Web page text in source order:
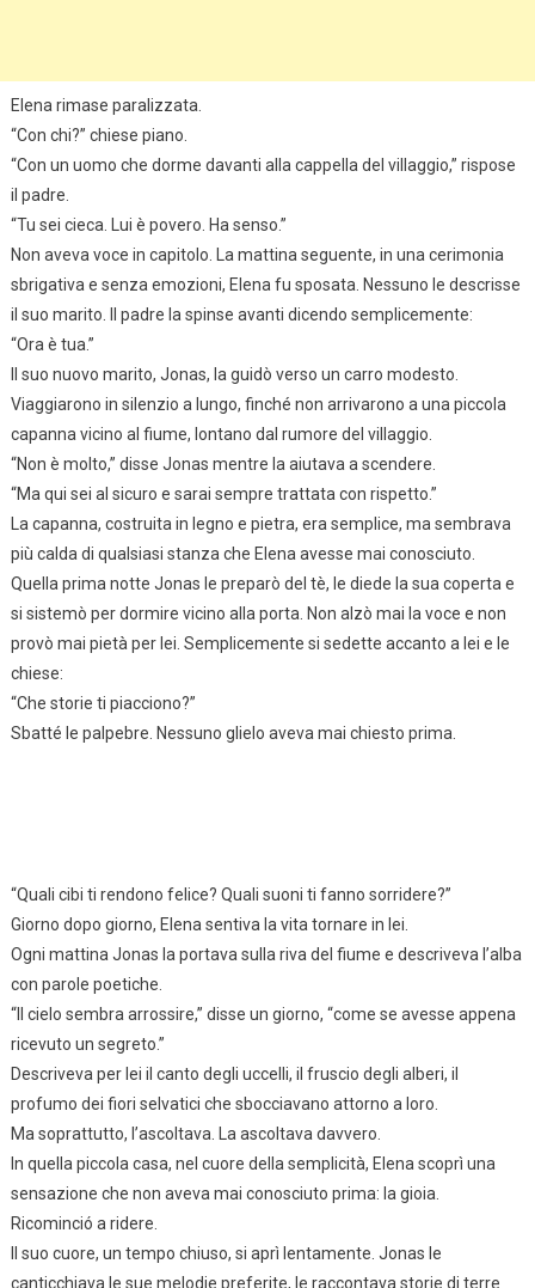
Elena rimase paralizzata.
“Con chi?” chiese piano.
“Con un uomo che dorme davanti alla cappella del villaggio,” rispose
il padre.
“Tu sei cieca. Lui è povero. Ha senso.”
Non aveva voce in capitolo. La mattina seguente, in una cerimonia
sbrigativa e senza emozioni, Elena fu sposata. Nessuno le descrisse
il suo marito. Il padre la spinse avanti dicendo semplicemente:
“Ora è tua.”
Il suo nuovo marito, Jonas, la guidò verso un carro modesto.
Viaggiarono in silenzio a lungo, finché non arrivarono a una piccola
capanna vicino al fiume, lontano dal rumore del villaggio.
“Non è molto,” disse Jonas mentre la aiutava a scendere.
“Ma qui sei al sicuro e sarai sempre trattata con rispetto.”
La capanna, costruita in legno e pietra, era semplice, ma sembrava
più calda di qualsiasi stanza che Elena avesse mai conosciuto.
Quella prima notte Jonas le preparò del tè, le diede la sua coperta e
si sistemò per dormire vicino alla porta. Non alzò mai la voce e non
provò mai pietà per lei. Semplicemente si sedette accanto a lei e le
chiese:
“Che storie ti piacciono?”
Sbatté le palpebre. Nessuno glielo aveva mai chiesto prima.
“Quali cibi ti rendono felice? Quali suoni ti fanno sorridere?”
Giorno dopo giorno, Elena sentiva la vita tornare in lei.
Ogni mattina Jonas la portava sulla riva del fiume e descriveva l’alba
con parole poetiche.
“Il cielo sembra arrossire,” disse un giorno, “come se avesse appena
ricevuto un segreto.”
Descriveva per lei il canto degli uccelli, il fruscio degli alberi, il
profumo dei fiori selvatici che sbocciavano attorno a loro.
Ma soprattutto, l’ascoltava. La ascoltava davvero.
In quella piccola casa, nel cuore della semplicità, Elena scoprì una
sensazione che non aveva mai conosciuto prima: la gioia.
Ricominció a ridere.
Il suo cuore, un tempo chiuso, si aprì lentamente. Jonas le
canticchiava le sue melodie preferite, le raccontava storie di terre